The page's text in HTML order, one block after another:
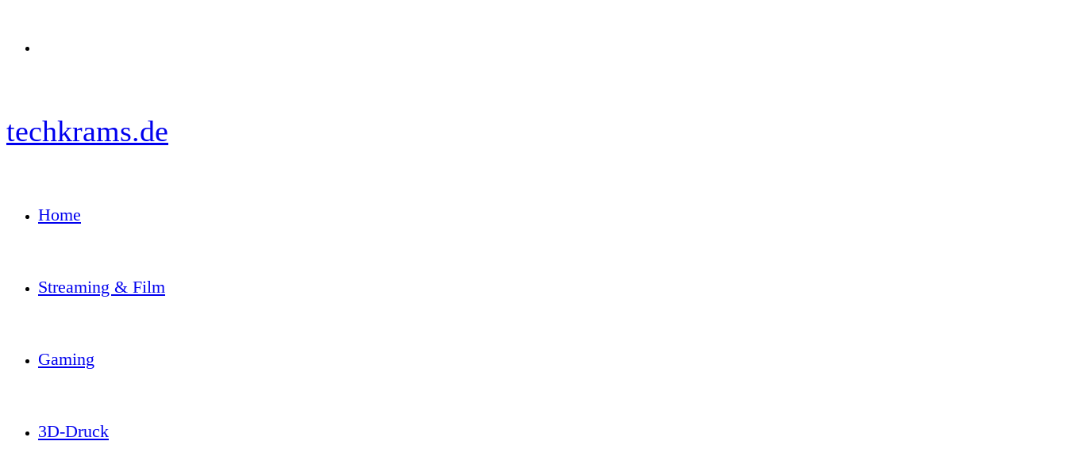
techkrams.de
Home
Streaming & Film
Gaming
3D-Druck